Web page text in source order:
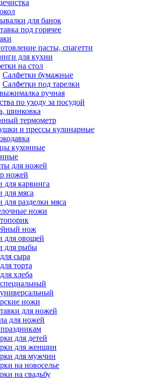
для банок
под горячее
пасты, спагетти
для кухни
на стол
Салфетки бумажные
Салфетки под тарелки
ручная
по уходу за посудой
шинковка
термометр
и прессы кулинарные
кухонные
для ножей
ножей
карвинга
мяса
разделки мяса
ножи
нож
для овощей
для рыбы
сыра
торта
хлеба
ножи
для ножей
для ножей
для детей
для женщин
для мужчин
на новоселье
на свадьбу